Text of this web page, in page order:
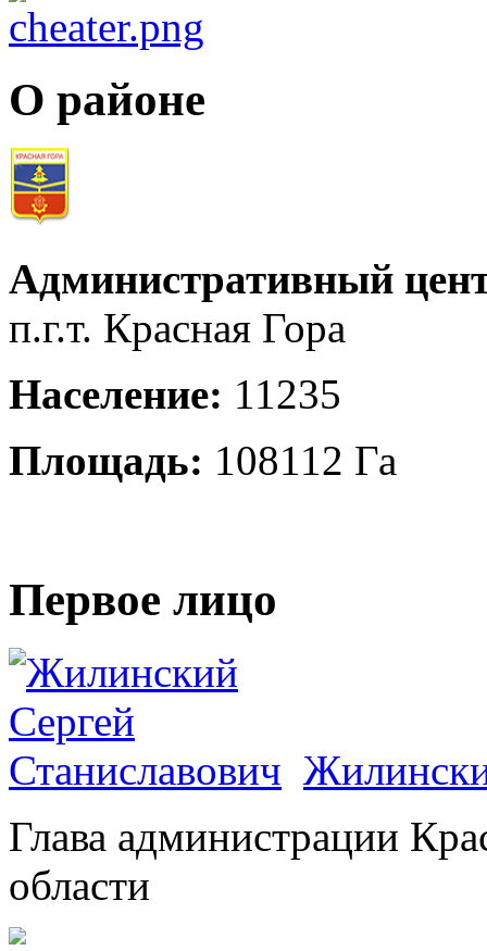
О районе
Административный
п.г.т. Красная Гора
Население: 11235
Площадь: 108112 Га
Первое лицо
Глава администрации
области